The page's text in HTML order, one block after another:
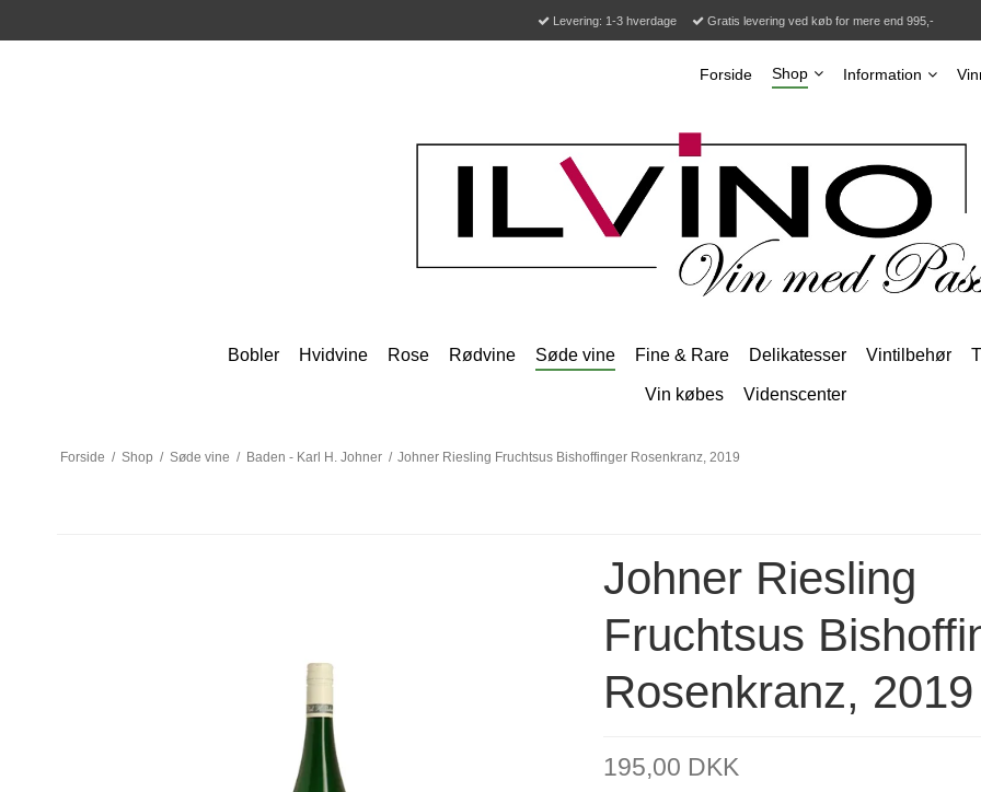
Levering: 1-3 hverdage Gratis levering ved køb for mere end 995,-
Forside Shop Information
Bobler Hvidvine Rose Rødvine Søde vine Fine & Rare Delikatesser Vintilbehør
Vin købes Videnscenter
Forside / Shop / Søde vine / Baden - Karl H. Johner / Johner Riesling Fruchtsus Bishoffinger Rosenkranz, 2019
Johner Riesling
Fruchtsus
Rosenkranz, 2019
195,00 DKK